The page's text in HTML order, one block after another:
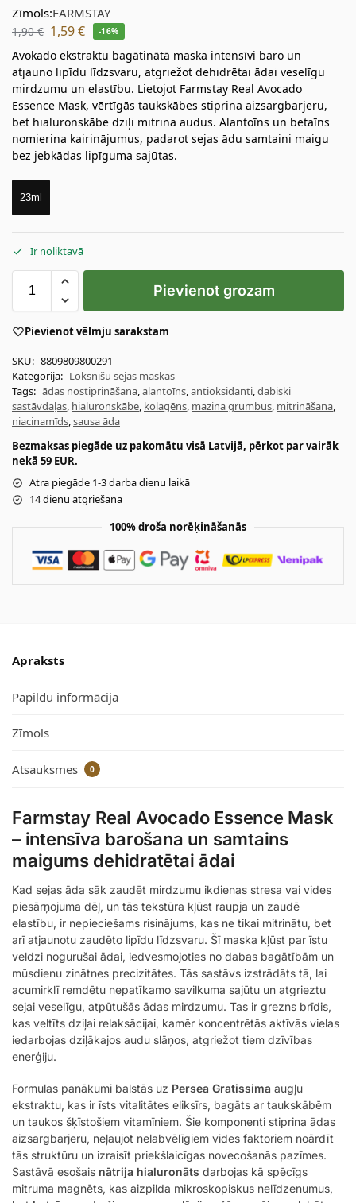
Zīmols:FARMSTAY
1,90€ 1,59€ -16%
Avokado ekstraktu bagātinātā maska intensīvi baro un
atjauno lipīdu līdzsvaru, atgriežot dehidrētai ādai veselīgu
mirdzumu un elastību. Lietojot Farmstay Real Avocado
Essence Mask, vērtīgās taukskābes stiprina aizsargbarjeru,
bet hialuronskābe dziļi mitrina audus. Alantoīns un betaīns
nomierina kairinājumus, padarot sejas ādu samtaini maigu
bez jebkādas lipīguma sajūtas.
23ml
Ir noliktavā
Pievienot grozam
Pievienot vēlmju sarakstam
SKU: 8809809800291
Kategorija: Loksnīšu sejas maskas
Tags: ādas nostiprināšana,alantoīns,antioksidanti,dabiski
sastāvdaļas, hialuronskābe, kolagēns, mazina grumbus, mitrināšana,
niacinamīds,sausa āda
Bezmaksas piegāde uz pakomātu visā Latvijā, pērkot par vairāk
nekā 59 EUR.
Ātra piegāde 1-3 darba dienu laikā
14 dienu atgriešana
100% droša norēķināšanās
Apraksts
Papildu informācija
Zīmols
Atsauksmes 0
Farmstay Real Avocado Essence Mask
– intensīva barošana un samtains
maigums dehidratētai ādai
Kad sejas āda sāk zaudēt mirdzumu ikdienas stresa vai vides
piesārņojuma dēļ, un tās tekstūra kļūst raupja un zaudē
elastību, ir nepieciešams risinājums, kas ne tikai mitrinātu, bet
arī atjaunotu zaudēto lipīdu līdzsvaru. Šī maska kļūst par īstu
veldzi nogurušai ādai, iedvesmojoties no dabas bagātībām un
mūsdienu zinātnes precizitātes. Tās sastāvs izstrādāts tā, lai
acumirklī remdētu nepatīkamo savilkuma sajūtu un atgrieztu
sejai veselīgu, atpūtušās ādas mirdzumu. Tas ir grezns brīdis,
kas veltīts dziļai relaksācijai, kamēr koncentrētās aktīvās vielas
iedarbojas dziļākajos audu slāņos, atgriežot tiem dzīvības
enerģiju.
Formulas panākumi balstās uz Persea Gratissima augļu
ekstraktu, kas ir īsts vitalitātes eliksīrs, bagāts ar taukskābēm
un taukos šķīstošiem vitamīniem. Šie komponenti stiprina ādas
aizsargbarjeru, neļaujot nelabvēlīgiem vides faktoriem noārdīt
tās struktūru un izraisīt priekšlaicīgas novecošanās pazīmes.
Sastāvā esošais nātrija hialuronāts darbojas kā spēcīgs
mitruma magnēts, kas aizpilda mikroskopiskus nelīdzenumus,